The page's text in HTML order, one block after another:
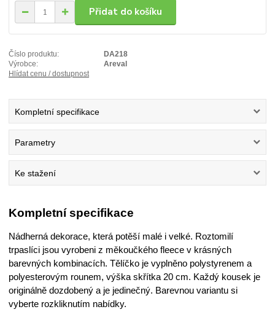
Přidat do košíku
Číslo produktu:
DA218
Výrobce:
Areval
Hlídat cenu / dostupnost
Kompletní specifikace
Parametry
Ke stažení
Kompletní specifikace
Nádherná dekorace, která potěší malé i velké. Roztomilí
trpaslíci jsou vyrobeni z měkoučkého fleece v krásných
barevných kombinacích. Tělíčko je vyplněno polystyrenem a
polyesterovým rounem, výška skřítka 20 cm. Každý kousek je
originálně dozdobený a je jedinečný. Barevnou variantu si
vyberte rozkliknutím nabídky.